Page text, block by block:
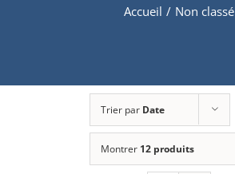
Accueil / Non classé
Trier par Date
Montrer 12 produits